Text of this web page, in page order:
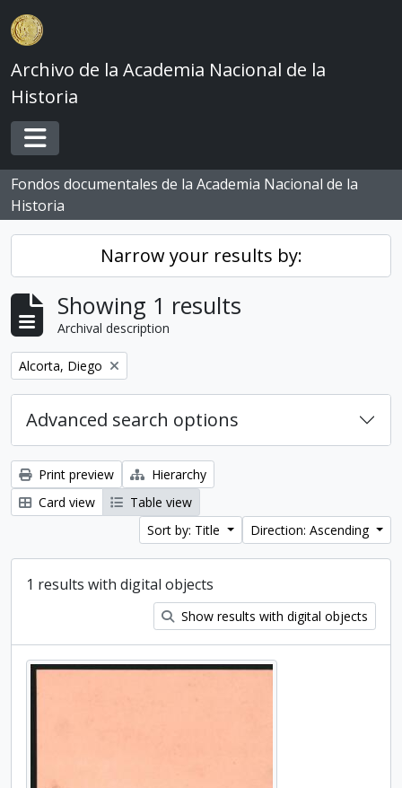
Skip to main content
Archivo de la Academia Nacional de la
Historia
Toggle navigation
Fondos documentales de la Academia Nacional de la
Historia
Narrow your results by:
Showing 1 results
Archival description
Remove filter:
Alcorta, Diego
Advanced search options
Print preview
Hierarchy
Card view
Table view
Sort by: Title
Direction: Ascending
1 results with digital objects
Show results with digital objects